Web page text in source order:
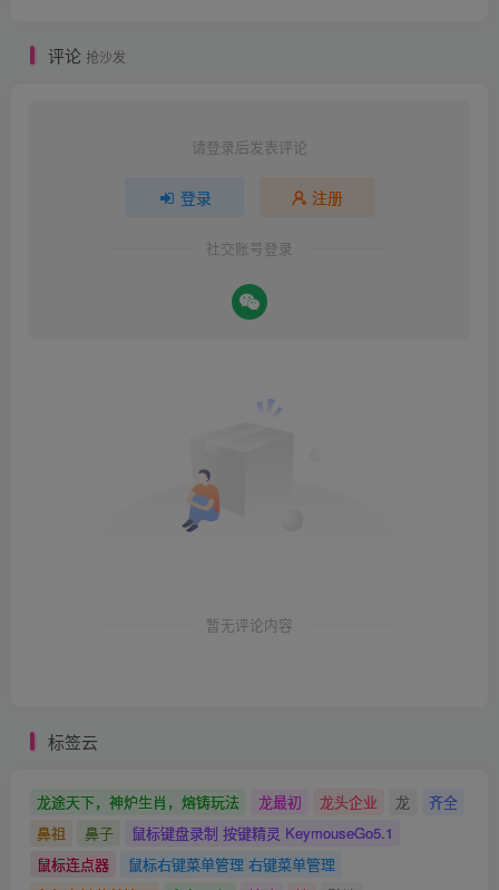
评论 抢沙发
请登录后发表评论
登录 注册
社交账号登录
暂无评论内容
标签云
龙途天下，神炉生肖，熔铸玩法 龙最初 龙头企业 龙
齐全
鼻祖
鼻子
鼠标键盘录制 按键精灵 KeymouseGo5.1
鼠标连点器
鼠标右键菜单管理 右键菜单管理